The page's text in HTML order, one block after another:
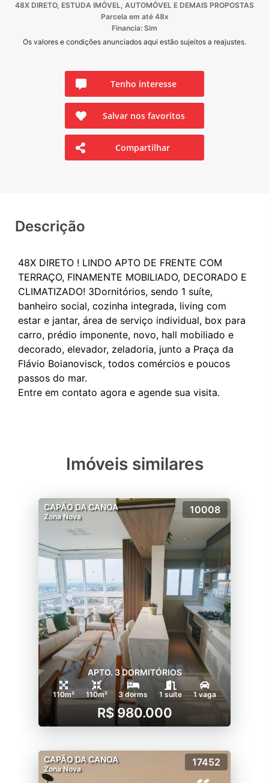
48X DIRETO, ESTUDA IMÓVEL, AUTOMÓVEL E DEMAIS PROPOSTAS
Parcela em até 48x
Financia: Sim
Os valores e condições anunciados aqui estão sujeitos a reajustes.
Tenho interesse
Salvar nos favoritos
Compartilhar
Descrição
48X DIRETO ! LINDO APTO DE FRENTE COM
TERRAÇO, FINAMENTE MOBILIADO, DECORADO E
CLIMATIZADO! 3Dornitórios, sendo 1 suíte,
banheiro social, cozinha integrada, living com
estar e jantar, área de serviço individual, box para
carro, prédio imponente, novo, hall mobiliado e
decorado, elevador, zeladoria, junto a Praça da
Flávio Boianovisck, todos comércios e poucos
passos do mar.
Imóveis similares
CAPÃO DA CANOA
Zona Nova
10008
APTO. 3 DORMITÓRIOS
110m² 110m² 3 dorms 1 suíte 1 vaga
R$ 980.000
CAPÃO DA CANOA
Zona Nova
17452